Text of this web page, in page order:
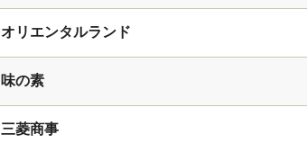
オリエンタルランド
味の素
三菱商事